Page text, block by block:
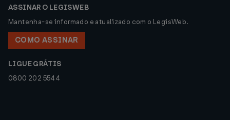
ASSINAR O LEGISWEB
Mantenha-se informado e atualizado com o LegisWeb.
COMO ASSINAR
LIGUE GRÁTIS
0800 202 5544